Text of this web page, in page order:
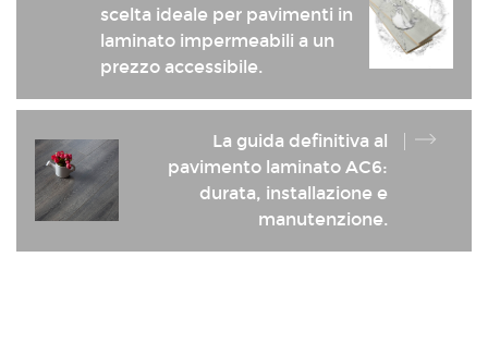
scelta ideale per pavimenti in
laminato impermeabili a un
prezzo accessibile.
La guida definitiva al
pavimento laminato AC6:
durata, installazione e
manutenzione.